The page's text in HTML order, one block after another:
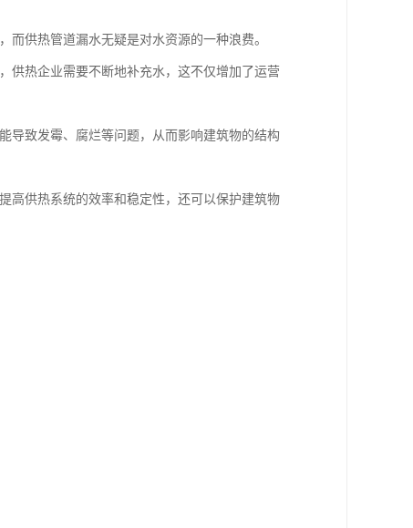
供热管道漏水无疑是对水资源的一种浪费。
供热企业需要不断地补充水，这不仅增加了运营
导致发霉、腐烂等问题，从而影响建筑物的结构
高供热系统的效率和稳定性，还可以保护建筑物